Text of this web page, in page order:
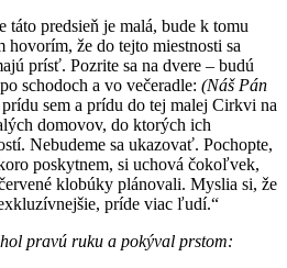
táto predsieň je malá, bude k tomu
že do tejto miestnosti sa
prísť. Pozrite sa na dvere – budú
schodoch a vo večeradle: (Náš Pán
sem a prídu do tej malej Cirkvi na
domovov, do ktorých ich
Nebudeme sa ukazovať. Pochopte,
poskytnem, si uchová čokoľvek,
klobúky plánovali. Myslia si, že
príde viac ľudí.“
pravú ruku a pokýval prstom: